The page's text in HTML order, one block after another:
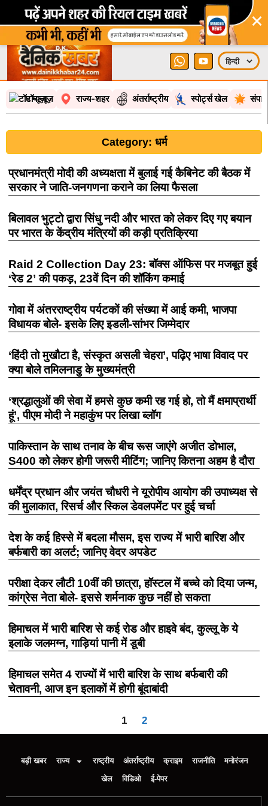
×
टॉप न्यूज़ राज्य-शहर अंतर्राष्ट्रीय स्पोर्ट्स खेल
Category: धर्म
प्रधानमंत्री मोदी की अध्यक्षता में बुलाई गई कैबिनेट की बैठक में
सरकार ने जाति-जनगणना कराने का लिया फैसला
बिलावल भुट्टो द्वारा सिंधु नदी और भारत को लेकर दिए गए बयान
पर भारत के केंद्रीय मंत्रियों की कड़ी प्रतिक्रिया
Raid 2 Collection Day 23: बॉक्स ऑफिस पर मजबूत हुई
‘रेड 2’ की पकड़, 23वें दिन की शॉकिंग कमाई
गोवा में अंतरराष्ट्रीय पर्यटकों की संख्या में आई कमी, भाजपा
विधायक बोले- इसके लिए इडली-सांभर जिम्मेदार
‘हिंदी तो मुखौटा है, संस्कृत असली चेहरा’, पढ़िए भाषा विवाद पर
क्या बोले तमिलनाडु के मुख्यमंत्री
‘श्रद्धालुओं की सेवा में हमसे कुछ कमी रह गई हो, तो मैं क्षमाप्रार्थी
हूं’, पीएम मोदी ने महाकुंभ पर लिखा ब्लॉग
पाकिस्तान के साथ तनाव के बीच रूस जाएंगे अजीत डोभाल,
S400 को लेकर होगी जरूरी मीटिंग; जानिए कितना अहम है दौरा
धर्मेंद्र प्रधान और जयंत चौधरी ने यूरोपीय आयोग की उपाध्यक्ष से
की मुलाकात, रिसर्च और स्किल डेवलपमेंट पर हुई चर्चा
देश के कई हिस्से में बदला मौसम, इस राज्य में भारी बारिश और
बर्फबारी का अलर्ट; जानिए वेदर अपडेट
परीक्षा देकर लौटी 10वीं की छात्रा, हॉस्टल में बच्चे को दिया जन्म,
कांग्रेस नेता बोले- इससे शर्मनाक कुछ नहीं हो सकता
हिमाचल में भारी बारिश से कई रोड और हाइवे बंद, कुल्लू के ये
इलाके जलमग्न, गाड़ियां पानी में डूबी
हिमाचल समेत 4 राज्यों में भारी बारिश के साथ बर्फबारी की
चेतावनी, आज इन इलाकों में होगी बूंदाबांदी
1 2
बड़ी खबर राज्य राष्ट्रीय अंतर्राष्ट्रीय क्राइम राजनीति
मनोरंजन
खेल
विडिओ ई-पेपर